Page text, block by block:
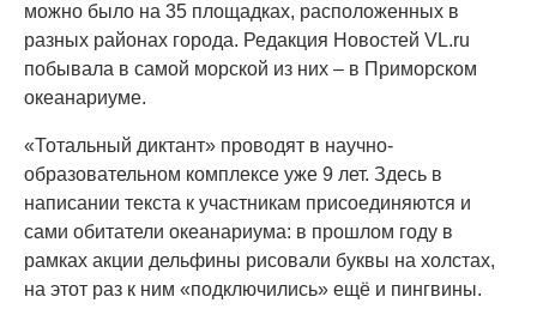
можно было на 35 площадках, расположенных в
разных районах города. Редакция Новостей VL.ru
побывала в самой морской из них – в Приморском
океанариуме.
«Тотальный диктант» проводят в научно-
образовательном комплексе уже 9 лет. Здесь в
написании текста к участникам присоединяются и
сами обитатели океанариума: в прошлом году в
рамках акции дельфины рисовали буквы на холстах,
на этот раз к ним «подключились» ещё и пингвины.